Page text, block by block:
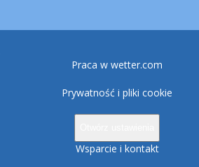
Praca w wetter.com
Prywatność i pliki cookie
Wsparcie i kontakt